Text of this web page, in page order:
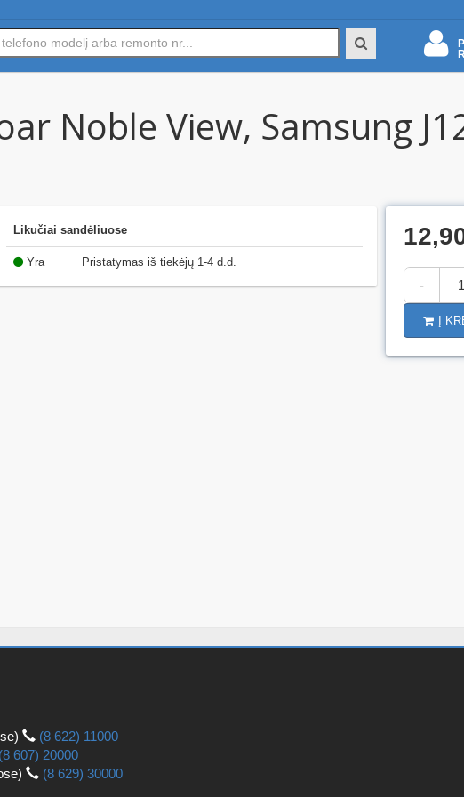
Noble View, Samsung
Likučiai sandėliuose
Yra Pristatymas iš tiekėjų 1-4 d.d.
-
Į
(8 622) 11000
(8 607) 20000
(8 629) 30000